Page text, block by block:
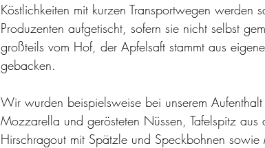
Köstlichkeiten mit kurzen Transportwegen werden
Produzenten aufgetischt, sofern sie nicht selbst
großteils vom Hof, der Apfelsaft stammt aus
gebacken.
Wir wurden beispielsweise bei unserem
Mozzarella und gerösteten Nüssen, Tafelspitz aus
Hirschragout mit Spätzle und Speckbohnen sowie